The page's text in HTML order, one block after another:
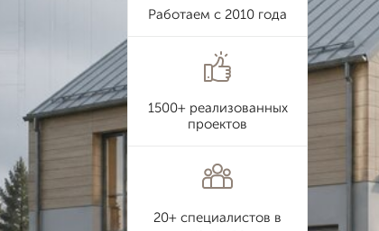
Работаем с 2010 года
1500+ реализованных
проектов
20+ специалистов в